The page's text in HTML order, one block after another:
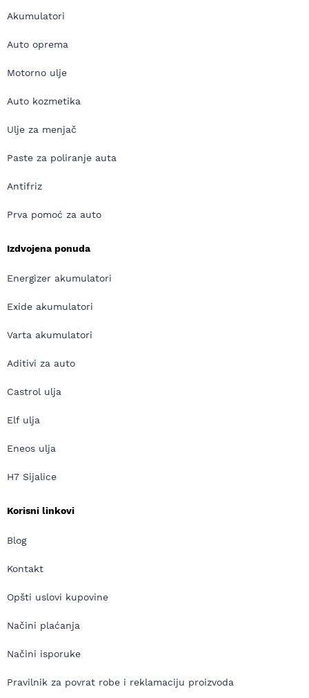
Akumulatori
Auto oprema
Motorno ulje
Auto kozmetika
Ulje za menjač
Paste za poliranje auta
Antifriz
Prva pomoć za auto
Izdvojena ponuda
Energizer akumulatori
Exide akumulatori
Varta akumulatori
Aditivi za auto
Castrol ulja
Elf ulja
Eneos ulja
H7 Sijalice
Korisni linkovi
Blog
Kontakt
Opšti uslovi kupovine
Načini plaćanja
Načini isporuke
Pravilnik za povrat robe i reklamaciju proizvoda